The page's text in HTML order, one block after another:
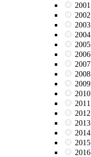
2001
2002
2003
2004
2005
2006
2007
2008
2009
2010
2011
2012
2013
2014
2015
2016